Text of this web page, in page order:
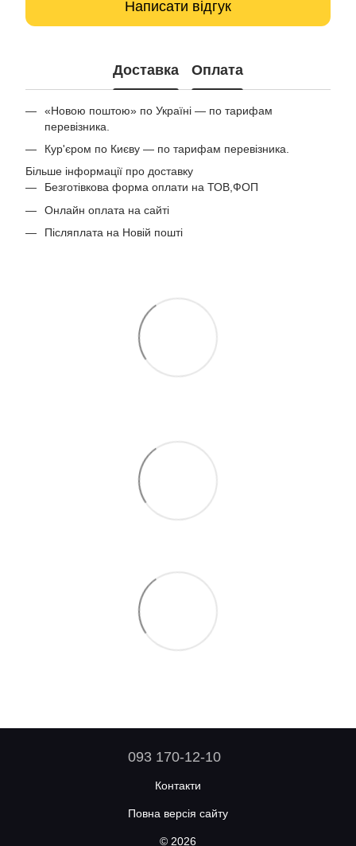
Написати відгук
Доставка Оплата
«Новою поштою» по Україні — по тарифам
перевізника.
Кур'єром по Києву — по тарифам перевізника.
Більше інформації про доставку
Безготівкова форма оплати на ТОВ,ФОП
Онлайн оплата на сайті
Післяплата на Новій пошті
093 170-12-10
Контакти
Повна версія сайту
© 2026